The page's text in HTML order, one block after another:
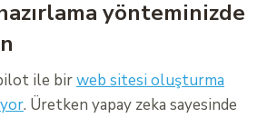
yönteminizde
ile birweb sitesi oluşturma
. Üretken yapay zeka sayesinde